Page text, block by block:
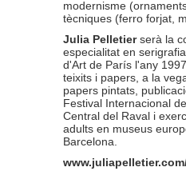
modernisme
tècniques (ferro forjat,
Julia Pelletierserà la
especialitat en
d'Art de París l'any
teixits i papers, a la
papers pintats,
Festival Internacional
Central del Raval i
adults en museus
Barcelona.